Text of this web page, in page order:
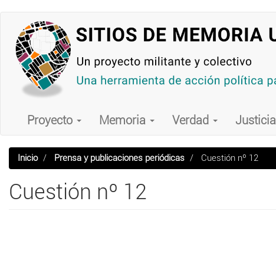
contenido
principal
Main
navigation
Proyecto Memoria Verdad Justicia
Inicio Prensa y publicaciones periódicas Cuestión nº 12
Cuestión nº 12